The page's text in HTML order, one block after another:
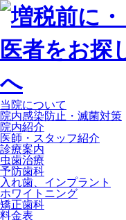
当院について
院内感染防止・滅菌対策
院内紹介
医師・スタッフ紹介
診療案内
虫歯治療
予防歯科
入れ歯、インプラント
ホワイトニング
矯正歯科
料金表